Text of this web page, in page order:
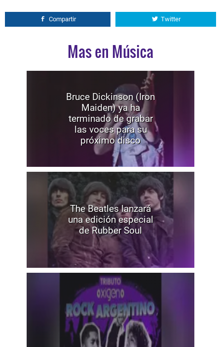
Compartir Twitter
Mas en Música
Bruce Dickinson (Iron
Maiden) ya ha
terminado de grabar
las voces para su
próximo disco
The Beatles lanzará
una edición especial
de Rubber Soul